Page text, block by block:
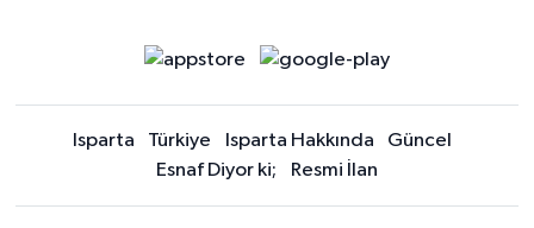
Isparta Türkiye Isparta Hakkında
Güncel
Esnaf Diyor ki;
Resmi İlan